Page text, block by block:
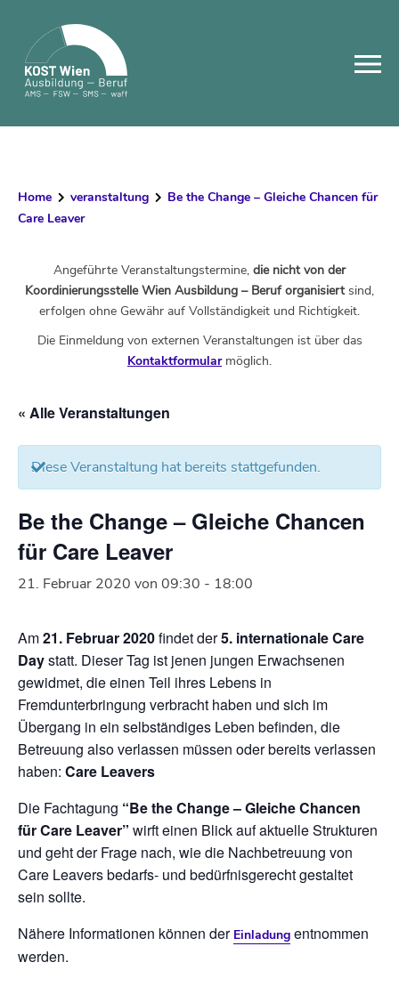
content
Home veranstaltung
Be the Change – Gleiche Chancen für
Care Leaver
Angeführte Veranstaltungstermine, die nicht von der
Koordinierungsstelle Wien Ausbildung – Beruf organisiertsind,
erfolgen ohne Gewähr auf Vollständigkeit und Richtigkeit.
Die Einmeldung von externen Veranstaltungen ist über das
Kontaktformularmöglich.
« Alle Veranstaltungen
Diese Veranstaltung hat bereits stattgefunden.
Be the Change – Gleiche Chancen
für Care Leaver
21. Februar 2020 von 09:30 - 18:00
Am21. Februar 2020findet der5. internationale Care
Daystatt. Dieser Tag ist jenen jungen Erwachsenen
gewidmet, die einen Teil ihres Lebens in
Fremdunterbringung verbracht haben und sich im
Übergang in ein selbständiges Leben befinden, die
Betreuung also verlassen müssen oder bereits verlassen
haben: Care Leavers
Die Fachtagung “Be the Change – Gleiche Chancen
für Care Leaver” wirft einen Blick auf aktuelle Strukturen
und geht der Frage nach, wie die Nachbetreuung von
Care Leavers bedarfs- und bedürfnisgerecht gestaltet
sein sollte.
Nähere Informationen können der Einladung entnommen
werden.